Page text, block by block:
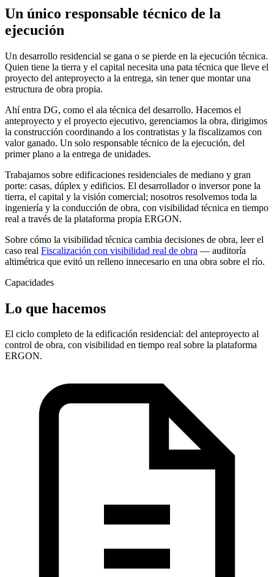
Un único responsable técnico de la
ejecución
Un desarrollo residencial se gana o se pierde en la ejecución técnica.
Quien tiene la tierra y el capital necesita una pata técnica que lleve el
proyecto del anteproyecto a la entrega, sin tener que montar una
estructura de obra propia.
Ahí entra DG, como el ala técnica del desarrollo. Hacemos el
anteproyecto y el proyecto ejecutivo, gerenciamos la obra, dirigimos
la construcción coordinando a los contratistas y la fiscalizamos con
valor ganado. Un solo responsable técnico de la ejecución, del
primer plano a la entrega de unidades.
Trabajamos sobre edificaciones residenciales de mediano y gran
porte: casas, dúplex y edificios. El desarrollador o inversor pone la
tierra, el capital y la visión comercial; nosotros resolvemos toda la
ingeniería y la conducción de obra, con visibilidad técnica en tiempo
real a través de la plataforma propia ERGON.
Sobre cómo la visibilidad técnica cambia decisiones de obra, leer el
caso real Fiscalización con visibilidad real de obra — auditoría
altimétrica que evitó un relleno innecesario en una obra sobre el río.
Capacidades
Lo que hacemos
El ciclo completo de la edificación residencial: del anteproyecto al
control de obra, con visibilidad en tiempo real sobre la plataforma
ERGON.